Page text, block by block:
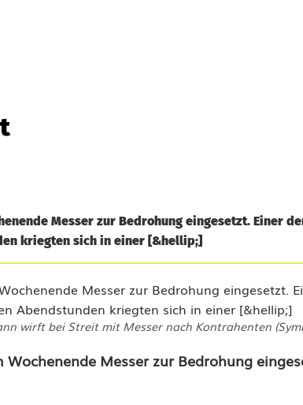
Messer zur Bedrohung eingesetzt. Einer
kriegten sich in einer [&hellip;]
wirft bei Streit mit Messer nach Kontrahenten
Messer zur Bedrohung